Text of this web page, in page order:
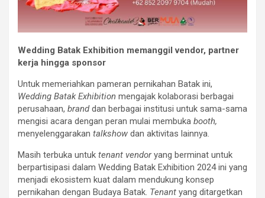
Wedding Batak Exhibition memanggil vendor, partner
kerja hingga sponsor
Untuk memeriahkan pameran pernikahan Batak ini,
Wedding Batak Exhibition mengajak kolaborasi berbagai
perusahaan, branddan berbagai institusi untuk sama-sama
mengisi acara dengan peran mulai membuka booth,
menyelenggarakan talkshow dan aktivitas lainnya.
Masih terbuka untuk tenant vendoryang berminat untuk
berpartisipasi dalam Wedding Batak Exhibition 2024 ini yang
menjadi ekosistem kuat dalam mendukung konsep
pernikahan dengan Budaya Batak. Tenant yang ditargetkan